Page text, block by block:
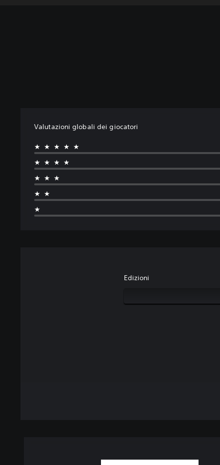
Valutazioni globali dei giocatori
★★★★★
★★★★
★★★
★★
★
Edizioni